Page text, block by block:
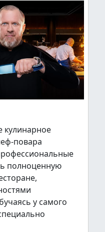
кулинарное
повара
полноценную
у самого